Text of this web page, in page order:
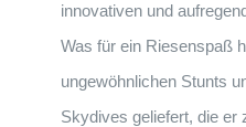
innovativen und
Was für ein Riesenspaß
ungewöhnlichen Stunts
Skydives geliefert, die er